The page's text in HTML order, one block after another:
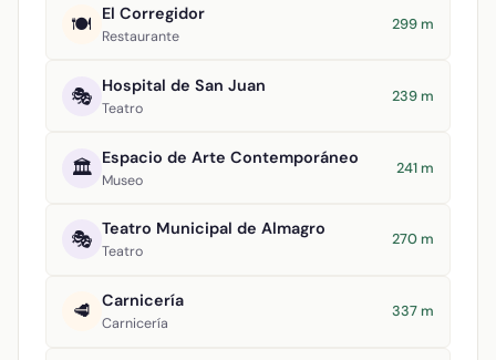
🍽️ El Corregidor
Restaurante
299 m
🎭 Hospital de San Juan
Teatro
239 m
🏛️ Espacio de Arte Contemporáneo
Museo
241 m
🎭 Teatro Municipal de Almagro
Teatro
270 m
🥩 Carnicería
Carnicería
337 m